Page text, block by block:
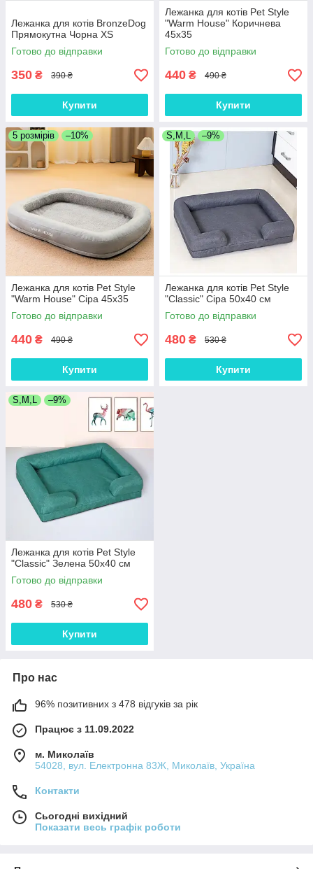
Лежанка для котів BronzeDog
Прямокутна Чорна XS
Готово до відправки
350 ₴ 390 ₴
Купити
Лежанка для котів Pet Style
"Warm House" Коричнева
45х35
Готово до відправки
440 ₴ 490 ₴
Купити
5 розмірів –10%
Лежанка для котів Pet Style
"Warm House" Сіра 45х35
Готово до відправки
440 ₴ 490 ₴
Купити
S,M,L –9%
Лежанка для котів Pet Style
"Classic" Сіра 50х40 см
Готово до відправки
480 ₴ 530 ₴
Купити
S,M,L –9%
Лежанка для котів Pet Style
"Classic" Зелена 50х40 см
Готово до відправки
480 ₴ 530 ₴
Купити
Про нас
96% позитивних з 478 відгуків за рік
Працює з 11.09.2022
м. Миколаїв
54028, вул. Електронна 83Ж, Миколаїв, Україна
Контакти
Сьогодні вихідний
Показати весь графік роботи